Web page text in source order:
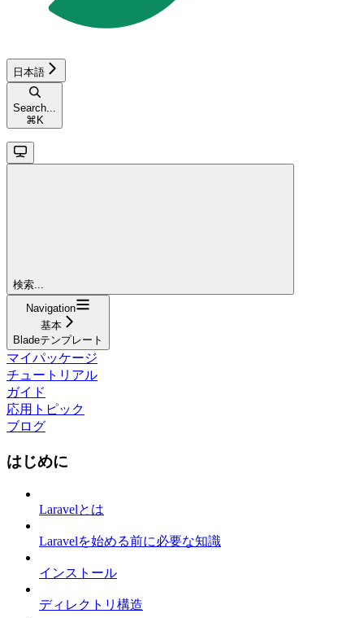
日本語
Search...
⌘ K
検索...
Navigation
基本
Bladeテンプレート
マイパッケージ
チュートリアル
ガイド
応用トピック
ブログ
はじめに
Laravelとは
Laravelを始める前に必要な知識
インストール
ディレクトリ構造